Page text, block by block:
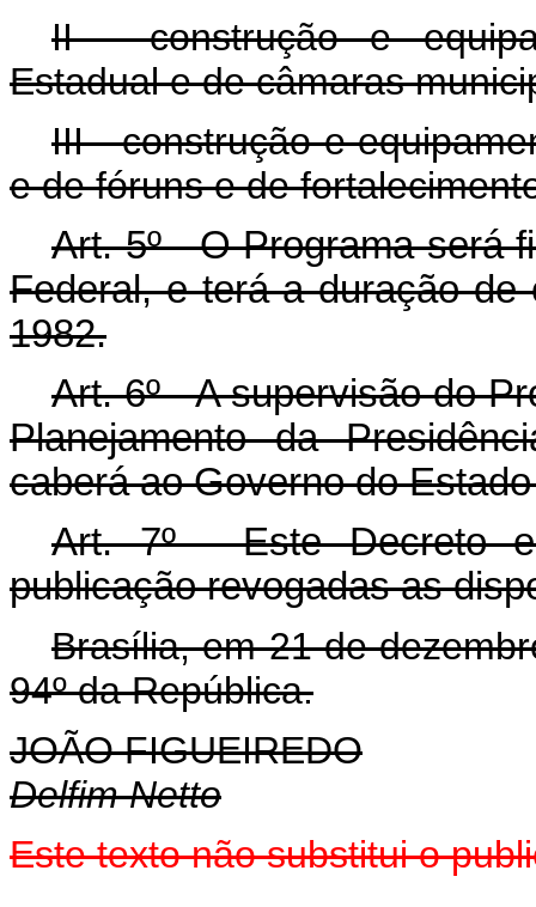
II - construção e
Estadual e de câmaras
III - construção e
e de fóruns e de
Art. 5º - O Programa será
Federal, e terá a duração
1982.
Art. 6º - A supervisão do
Planejamento da
caberá ao Governo do
Art. 7º - Este Decreto
publicação revogadas as
Brasília, em 21 de
94º da República.
JOÃO FIGUEIREDO
Delfim Netto
Este texto não substitui o